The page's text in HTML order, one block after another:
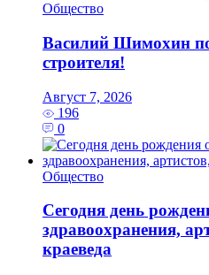
Общество
Василий Шимохин
строителя!
Август 7, 2026
196
0
Общество
Сегодня день
здравоохранения,
краеведа